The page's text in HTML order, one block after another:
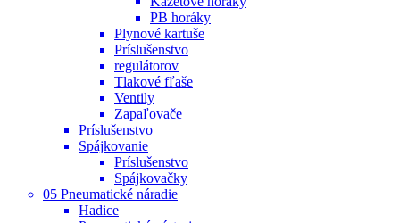
PB horáky
Plynové kartuše
Príslušenstvo
regulátorov
Tlakové fľaše
Ventily
Zapaľovače
Príslušenstvo
Spájkovanie
Príslušenstvo
Spájkovačky
05 Pneumatické náradie
Hadice